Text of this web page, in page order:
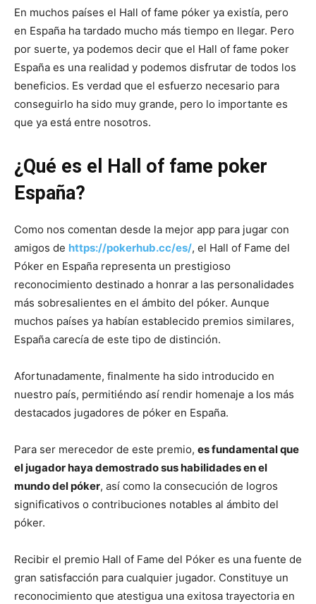
En muchos países el Hall of fame póker ya existía, pero
en España ha tardado mucho más tiempo en llegar. Pero
por suerte, ya podemos decir que el Hall of fame poker
España es una realidad y podemos disfrutar de todos los
beneficios. Es verdad que el esfuerzo necesario para
conseguirlo ha sido muy grande, pero lo importante es
que ya está entre nosotros.
¿Qué es el Hall of fame poker
España?
Como nos comentan desde la mejor app para jugar con
amigos de https://pokerhub.cc/es/, el Hall of Fame del
Póker en España representa un prestigioso
reconocimiento destinado a honrar a las personalidades
más sobresalientes en el ámbito del póker. Aunque
muchos países ya habían establecido premios similares,
España carecía de este tipo de distinción.
Afortunadamente, finalmente ha sido introducido en
nuestro país, permitiéndo así rendir homenaje a los más
destacados jugadores de póker en España.
Para ser merecedor de este premio, es fundamental que
el jugador haya demostrado sus habilidades en el
mundo del póker, así como la consecución de logros
significativos o contribuciones notables al ámbito del
póker.
Recibir el premio Hall of Fame del Póker es una fuente de
gran satisfacción para cualquier jugador. Constituye un
reconocimiento que atestigua una exitosa trayectoria en